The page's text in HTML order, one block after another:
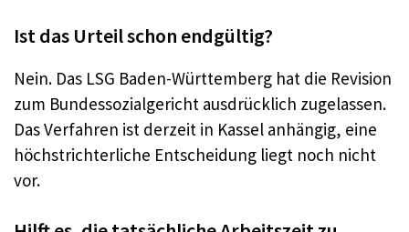
Ist das Urteil schon endgültig?
Nein. Das LSG Baden-Württemberg hat die Revision
zum Bundessozialgericht ausdrücklich zugelassen.
Das Verfahren ist derzeit in Kassel anhängig, eine
höchstrichterliche Entscheidung liegt noch nicht
vor.